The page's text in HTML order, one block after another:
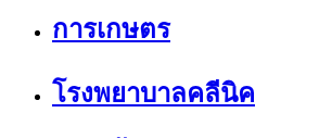
การเกษตร
โรงพยาบาลคลีนิค